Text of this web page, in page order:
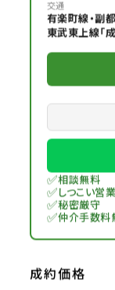
交通
有楽町線・副
東武東上線「
✅相談無料
✅しつこい営
✅秘密厳守
✅仲介手数料
成約価格